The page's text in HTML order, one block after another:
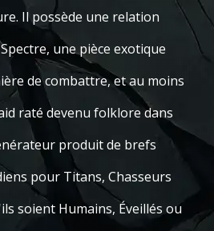
Il possède une relation
une pièce exotique
de combattre, et au moins
raté devenu folklore dans
produit de brefs
pour Titans, Chasseurs
soient Humains, Éveillés ou